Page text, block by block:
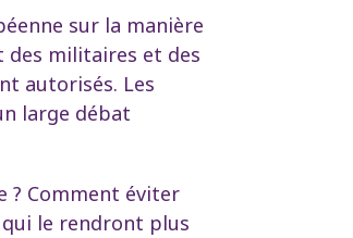
sur la manière
des militaires et des
autorisés. Les
large débat
? Comment éviter
le rendront plus